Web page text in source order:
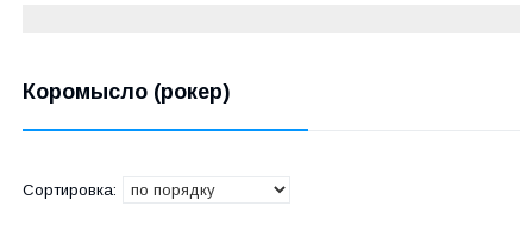
Коромысло (рокер)